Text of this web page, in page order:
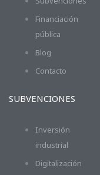
Financiación
pública
Blog
Contacto
SUBVENCIONES
Inversión
industrial
Digitalización